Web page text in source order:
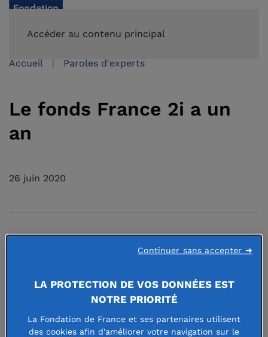
Accéder au contenu principal
Accueil Paroles d'experts
Le fonds France 2i a un
an
26 juin 2020
Il y a tout juste un an, la Fondation de
social
et environnemental,France2i
sommes-nous aujourd’hui ? En un an,
LA PROTECTION DE VOS DONNÉES EST
NOTRE PRIORITÉ
La Fondation de France et ses partenaires utilisent
des cookies afin d'améliorer votre navigation sur le
Continuer sans accepter ➜